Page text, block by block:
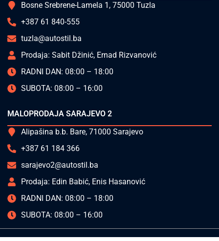
Bosne Srebrene-Lamela 1, 75000 Tuzla
+387 61 840-555
tuzla@autostil.ba
Prodaja: Sabit Džinić, Ernad Rizvanović
RADNI DAN: 08:00 – 18:00
SUBOTA: 08:00 – 16:00
MALOPRODAJA SARAJEVO 2
Alipašina b.b. Bare, 71000 Sarajevo
+387 61 184 366
sarajevo2@autostil.ba
Prodaja: Edin Babić, Enis Hasanović
RADNI DAN: 08:00 – 18:00
SUBOTA: 08:00 – 16:00